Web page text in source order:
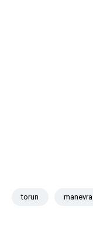
torun manevra